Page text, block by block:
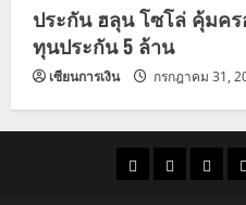
ประกัน ฮลุน โซโล่ คุ้มคร
ทุนประกัน 5 ล้าน
เซียนการเงิน กรกฎาคม 31,
ราคาแนว
ข่าว